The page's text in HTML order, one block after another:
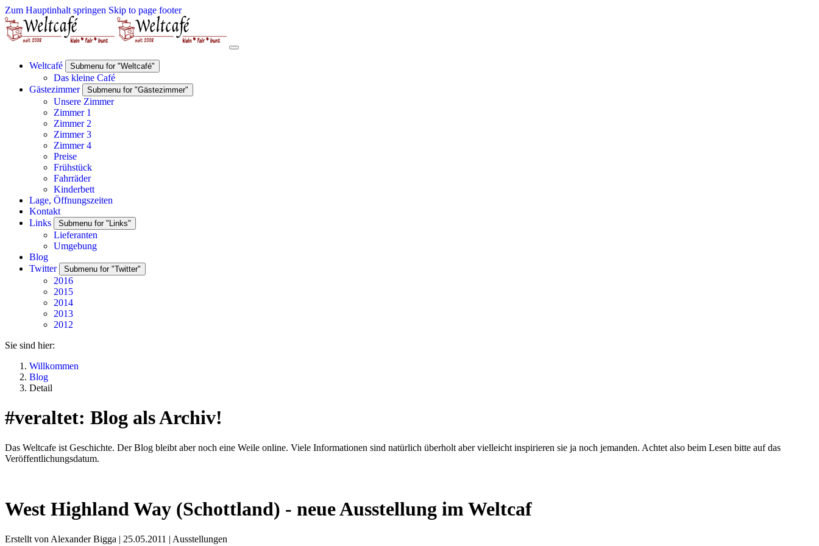
Zum Hauptinhalt springen Skip to page footer
Weltcafé Submenu for "Weltcafé"
Das kleine Café
Gästezimmer
Submenu for "Gästezimmer"
Unsere Zimmer
Zimmer 1
Zimmer 2
Zimmer 3
Zimmer 4
Preise
Frühstück
Fahrräder
Kinderbett
Lage, Öffnungszeiten
Kontakt
Links
Submenu for "Links"
Lieferanten
Umgebung
Blog
Twitter
Submenu for "Twitter"
2016
2015
2014
2013
2012
Sie sind hier:
Willkommen
Blog
Detail
#veraltet: Blog als Archiv!
Das Weltcafe ist Geschichte. Der Blog bleibt aber noch eine Weile online. Viele Informationen sind natürlich überholt aber vielleicht inspirieren sie ja noch jemanden. Achtet also beim Lesen bitte auf das
Veröffentlichungsdatum.
West Highland Way (Schottland) - neue Ausstellung im Weltcaf
Erstellt von Alexander Bigga | 25.05.2011 | Ausstellungen